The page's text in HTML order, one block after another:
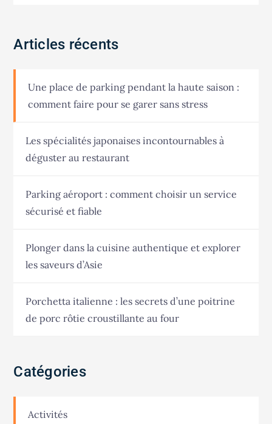
articles
Articles récents
Une place de parking pendant la haute saison :
comment faire pour se garer sans stress
Les spécialités japonaises incontournables à
déguster au restaurant
Parking aéroport : comment choisir un service
sécurisé et fiable
Plonger dans la cuisine authentique et explorer
les saveurs d’Asie
Porchetta italienne : les secrets d’une poitrine
de porc rôtie croustillante au four
Catégories
Activités